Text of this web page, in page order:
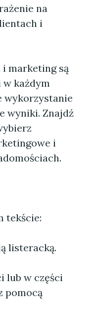
na
i
i marketing są
każdym
wykorzystanie
wyniki. Znajdź
i
tekście:
listeracką.
lub w części
pomocą